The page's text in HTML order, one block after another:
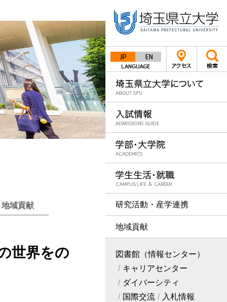
JapaneseEnglish
研究活動・産学連携
地域貢献
図書館（情報センター）
キャリアセンター
ダイバーシティ
国際交流
入札情報
域貢献
世界をの